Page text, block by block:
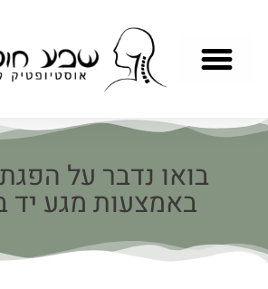
בואו נדבר על
באמצעות מגע יד